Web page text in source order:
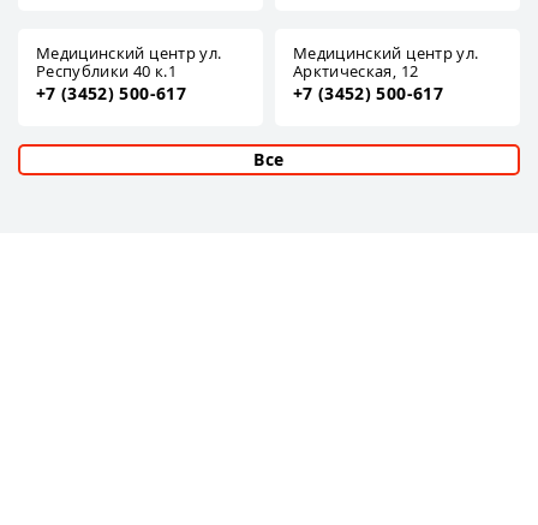
Медицинский центр ул.
Республики 40 к.1
+7 (3452) 500-617
Медицинский центр ул.
Арктическая, 12
+7 (3452) 500-617
Все